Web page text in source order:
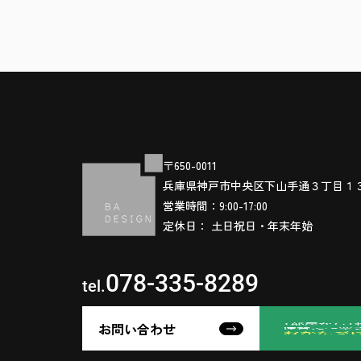
〒650-0011
兵庫県神戸市中央区下山手通３丁目１
営業時間：9:00-17:00
定休日： 土日祝日・年末年始
tel.078-335-8289
お問い合わせ